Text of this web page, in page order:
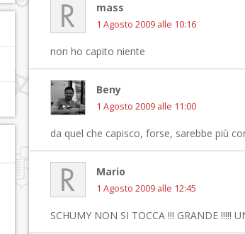
mass
1 Agosto 2009 alle 10:16
non ho capito niente
Beny
1 Agosto 2009 alle 11:00
da quel che capisco, forse, sarebbe più
Mario
1 Agosto 2009 alle 12:45
SCHUMY NON SI TOCCA !!! GRANDE !!!!!